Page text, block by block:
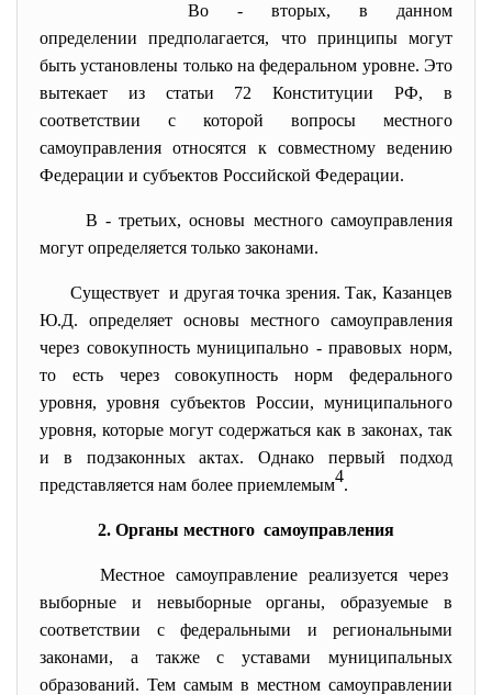
Во - вторых, в данном
определении предполагается, что принципы могут
быть установлены только на федеральном уровне. Это
вытекает из статьи 72 Конституции РФ, в
соответствии с которой вопросы местного
самоуправления относятся к совместному ведению
Федерации и субъектов Российской Федерации.
В - третьих, основы местного самоуправления
могут определяется только законами.
Существует и другая точка зрения. Так, Казанцев
Ю.Д. определяет основы местного самоуправления
через совокупность муниципально - правовых норм,
то есть через совокупность норм федерального
уровня, уровня субъектов России, муниципального
уровня, которые могут содержаться как в законах, так
и в подзаконных актах. Однако первый подход
представляется нам более приемлемым4.
2. Органы местного самоуправления
Местное самоуправление реализуется через
выборные и невыборные органы, образуемые в
соответствии с федеральными и региональными
законами, а также с уставами муниципальных
образований. Тем самым в местном самоуправлении